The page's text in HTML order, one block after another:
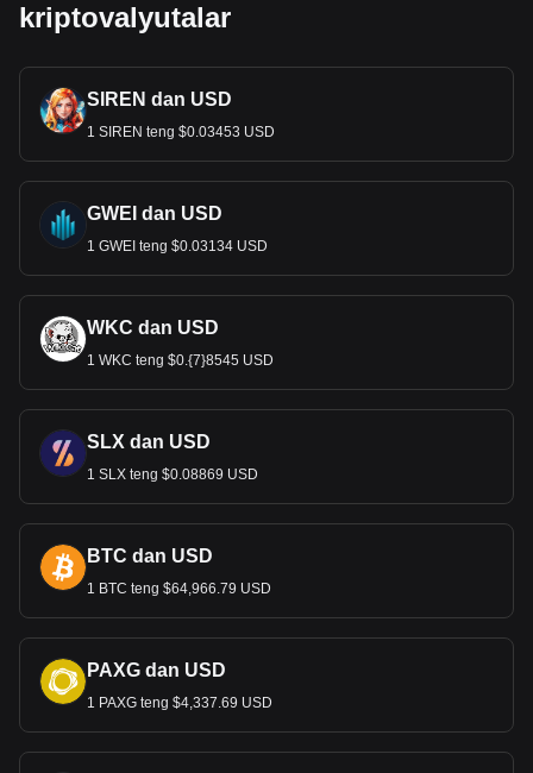
kriptovalyutalar
SIREN dan USD
1 SIREN teng $0.03453 USD
GWEI dan USD
1 GWEI teng $0.03134 USD
WKC dan USD
1 WKC teng $0.{7}8545 USD
SLX dan USD
1 SLX teng $0.08869 USD
BTC dan USD
1 BTC teng $64,966.79 USD
PAXG dan USD
1 PAXG teng $4,337.69 USD